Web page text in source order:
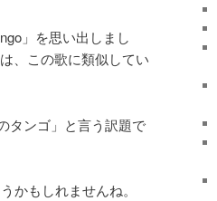
」を思い出しまし
、この歌に類似してい
タンゴ」と言う訳題で
かもしれませんね。